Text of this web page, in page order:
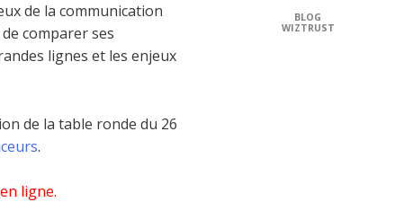
BLOG
WIZTRUST
de la communication
comparer ses
lignes et les enjeux
de la table ronde du 26
.
ligne.